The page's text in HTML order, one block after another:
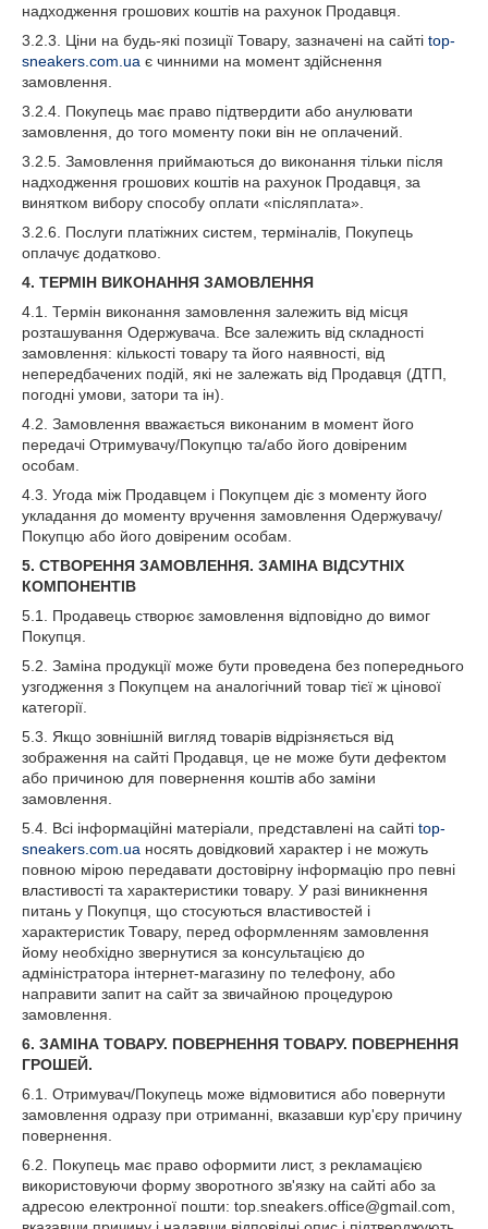
надходження грошових коштів на рахунок Продавця.
3.2.3. Ціни на будь-які позиції Товару, зазначені на сайті top-
sneakers.com.ua є чинними на момент здійснення
замовлення.
3.2.4. Покупець має право підтвердити або анулювати
замовлення, до того моменту поки він не оплачений.
3.2.5. Замовлення приймаються до виконання тільки після
надходження грошових коштів на рахунок Продавця, за
винятком вибору способу оплати «післяплата».
3.2.6. Послуги платіжних систем, терміналів, Покупець
оплачує додатково.
4. ТЕРМІН ВИКОНАННЯ ЗАМОВЛЕННЯ
4.1. Термін виконання замовлення залежить від місця
розташування Одержувача. Все залежить від складності
замовлення: кількості товару та його наявності, від
непередбачених подій, які не залежать від Продавця (ДТП,
погодні умови, затори та ін).
4.2. Замовлення вважається виконаним в момент його
передачі Отримувачу/Покупцю та/або його довіреним
особам.
4.3. Угода між Продавцем і Покупцем діє з моменту його
укладання до моменту вручення замовлення Одержувачу/
Покупцю або його довіреним особам.
5. СТВОРЕННЯ ЗАМОВЛЕННЯ. ЗАМІНА ВІДСУТНІХ
КОМПОНЕНТІВ
5.1. Продавець створює замовлення відповідно до вимог
Покупця.
5.2. Заміна продукції може бути проведена без попереднього
узгодження з Покупцем на аналогічний товар тієї ж цінової
категорії.
5.3. Якщо зовнішній вигляд товарів відрізняється від
зображення на сайті Продавця, це не може бути дефектом
або причиною для повернення коштів або заміни
замовлення.
5.4. Всі інформаційні матеріали, представлені на сайті top-
sneakers.com.ua носять довідковий характер і не можуть
повною мірою передавати достовірну інформацію про певні
властивості та характеристики товару. У разі виникнення
питань у Покупця, що стосуються властивостей і
характеристик Товару, перед оформленням замовлення
йому необхідно звернутися за консультацією до
адміністратора інтернет-магазину по телефону, або
направити запит на сайт за звичайною процедурою
замовлення.
6. ЗАМІНА ТОВАРУ. ПОВЕРНЕННЯ ТОВАРУ. ПОВЕРНЕННЯ
ГРОШЕЙ.
6.1. Отримувач/Покупець може відмовитися або повернути
замовлення одразу при отриманні, вказавши кур'єру причину
повернення.
6.2. Покупець має право оформити лист, з рекламацією
використовуючи форму зворотного зв'язку на сайті або за
адресою електронної пошти: top.sneakers.office@gmail.com,